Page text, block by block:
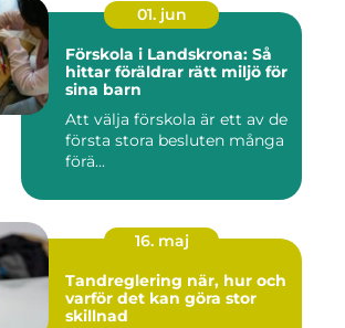
01. jun
Förskola i Landskrona: Så
hittar föräldrar rätt miljö för
sina barn
Att välja förskola är ett av de
första stora besluten många
förä...
16. maj
Tandreglering när, hur och
varför det kan göra stor
skillnad